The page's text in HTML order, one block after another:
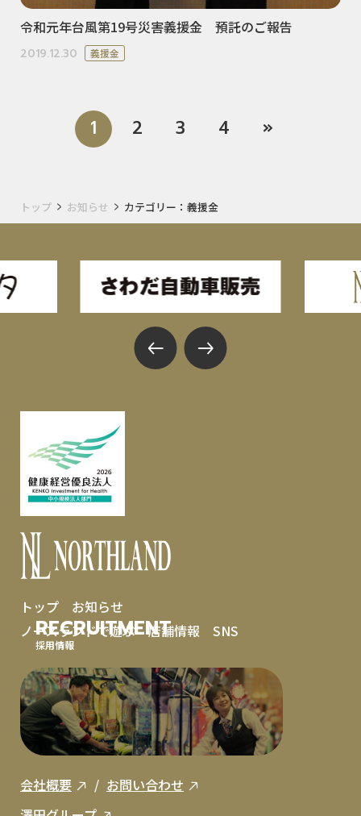
令和元年台風第19号災害義援金 預託のご報告
2019.12.30 義援金
1 2 3 4 »
トップ お知らせ カテゴリー：義援金
トップ
お知らせ
ノースランドで遊ぶ
店舗情報 SNS
RECRUITMENT
採用情報
会社概要
お問い合わせ